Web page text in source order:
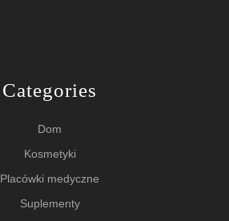
Categories
Dom
Kosmetyki
Placówki medyczne
Suplementy